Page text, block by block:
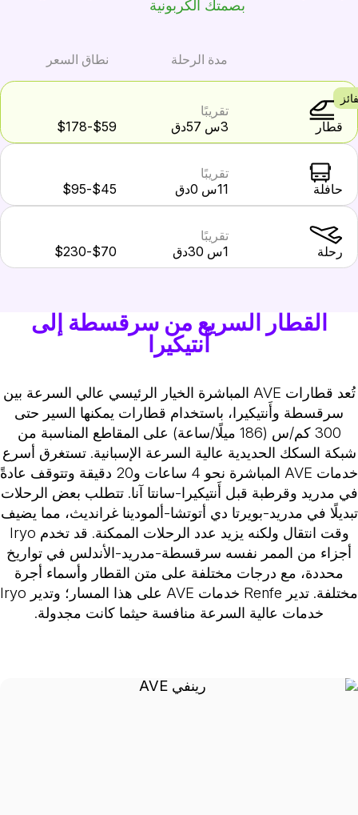
بصمتك الكربونية
مدة الرحلة نطاق السعر
قطار
تقريبًا
3س 57دق
$59-$178
حافلة
تقريبًا
11س 0دق
$45-$95
رحلة
تقريبًا
1س 30دق
$70-$230
القطار السريع من سرقسطة إلى
أَنتيكيرا
تُعد قطارات AVE المباشرة الخيار الرئيسي عالي السرعة بين
سرقسطة وأَنتيكيرا، باستخدام قطارات يمكنها السير حتى
300 كم/س (186 ميلًا/ساعة) على المقاطع المناسبة من
شبكة السكك الحديدية عالية السرعة الإسبانية. تستغرق أسرع
خدمات AVE المباشرة نحو 4 ساعات و20 دقيقة وتتوقف عادةً
مدريد وقرطبة قبل أَنتيكيرا-سانتا آنا. تتطلب بعض الرحلات
في مدريد-بويرتا دي أتوتشا-ألمودينا غرانديث، مما يضيف
وقت انتقال ولكنه يزيد عدد الرحلات الممكنة. قد تخدم Iryo
أجزاء من الممر نفسه سرقسطة-مدريد-الأندلس في تواريخ
محددة، مع درجات مختلفة على متن القطار وأسماء أجرة
مختلفة. تدير Renfe خدمات AVE على هذا المسار؛ وتدير Iryo
خدمات عالية السرعة منافسة حيثما كانت مجدولة.